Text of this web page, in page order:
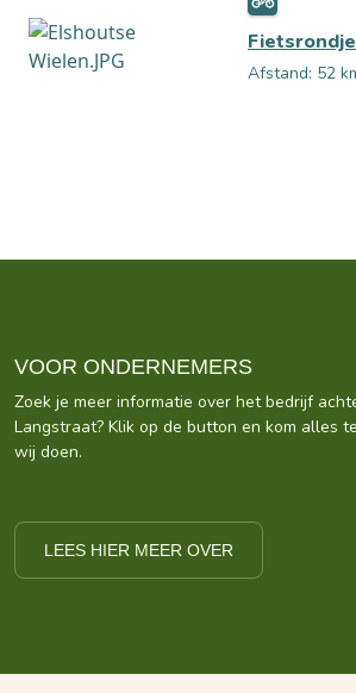
Afstand: 52
VOOR ONDERNEMERS
Zoek je meer informatie over het bedrijf
Langstraat? Klik op de button en kom alles
wij doen.
LEES HIER MEER OVER